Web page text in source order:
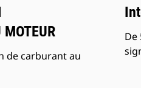
de carburant au
De